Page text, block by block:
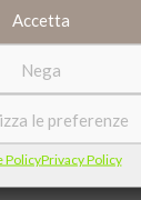
Accetta
Nega
le preferenze
PolicyPrivacy Policy